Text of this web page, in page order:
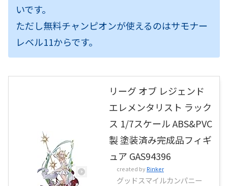
いです。
ただし無料チャンピオンが使えるのはサモナー
レベル11からです。
リーグ オブ レジェンド
エレメンタリスト ラック
ス 1/7スケール ABS&PVC
製 塗装済み完成品フィギ
ュア GAS94396
created byRinker
グッドスマイルカンパニー